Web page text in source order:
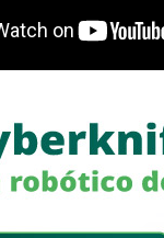
explicado el